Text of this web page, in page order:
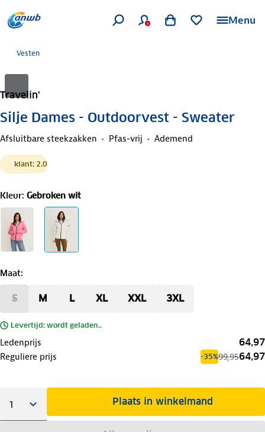
Menu
Vesten
Travelin'
Silje Dames - Outdoorvest - Sweater
Afsluitbare steekzakken Pfas-vrij Ademend
klant: 2.0
Kleur: Gebroken wit
Maat:
S M L XL XXL 3XL
Levertijd: wordt geladen..
Ledenprijs 64,97
Reguliere prijs -35%99,9564,97
Plaats in winkelmand